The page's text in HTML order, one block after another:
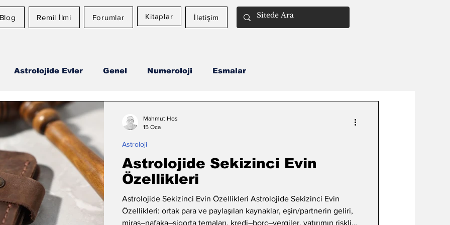
Remil İlmi Forumlar Kitaplar İletişim
Astrolojide Evler Genel Numeroloji Esmalar
Ay Burcu Günlük Burç Yorumları
Astrolojide Sekizinci Evin
Özellikleri
Astrolojide Sekizinci Evin Özellikleri Astrolojide Sekizinci Evin
Özellikleri: ortak para ve paylaşılan kaynaklar, eşin/partnerin geliri,
miras–nafaka–sigorta temaları, kredi–borç–vergiler, yatırımın riskli
Astroloji
Mahmut Hos
15 Oca